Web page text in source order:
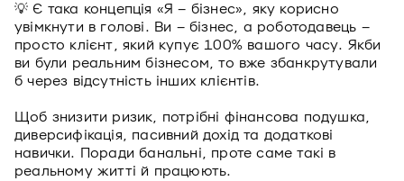
💡 Є така концепція «Я – бізнес», яку корисно
увімкнути в голові. Ви – бізнес, а роботодавець –
просто клієнт, який купує 100% вашого часу. Якби
ви були реальним бізнесом, то вже збанкрутували
б через відсутність інших клієнтів.
Щоб знизити ризик, потрібні фінансова подушка,
диверсифікація, пасивний дохід та додаткові
навички. Поради банальні, проте саме такі в
реальному житті й працюють.